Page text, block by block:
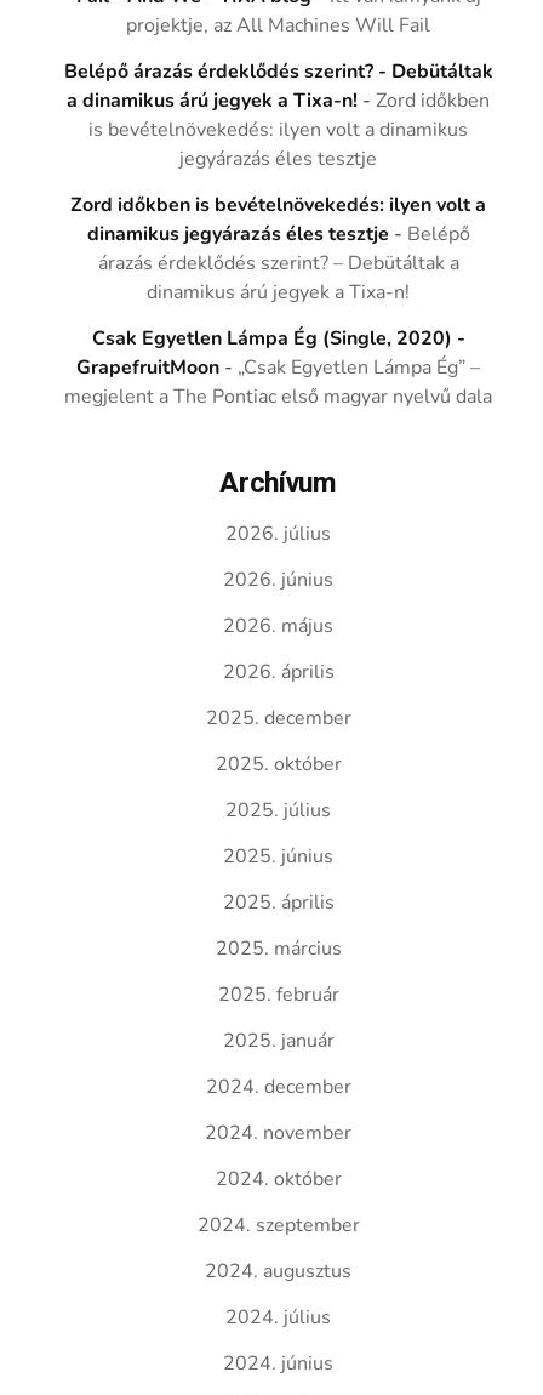
projektje, az All Machines Will Fail
Belépő árazás érdeklődés szerint? - Debütáltak
a dinamikus árú jegyek a Tixa-n! -Zord időkben
is bevételnövekedés: ilyen volt a dinamikus
jegyárazás éles tesztje
Zord időkben is bevételnövekedés: ilyen volt a
dinamikus jegyárazás éles tesztje - Belépő
árazás érdeklődés szerint? – Debütáltak a
dinamikus árú jegyek a Tixa-n!
Csak Egyetlen Lámpa Ég (Single, 2020) -
GrapefruitMoon - „Csak Egyetlen Lámpa Ég” –
megjelent a The Pontiac első magyar nyelvű dala
Archívum
2026. július
2026. június
2026. május
2026. április
2025. december
2025. október
2025. július
2025. június
2025. április
2025. március
2025. február
2025. január
2024. december
2024. november
2024. október
2024. szeptember
2024. augusztus
2024. július
2024. június